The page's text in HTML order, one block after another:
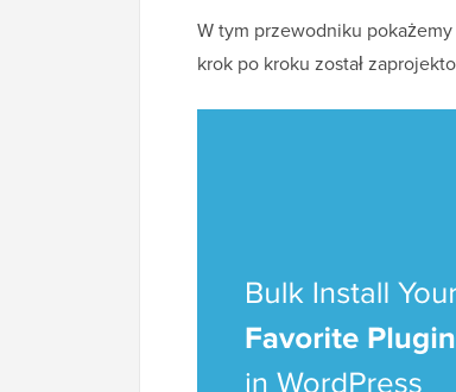
W tym przewodniku
krok po kroku został